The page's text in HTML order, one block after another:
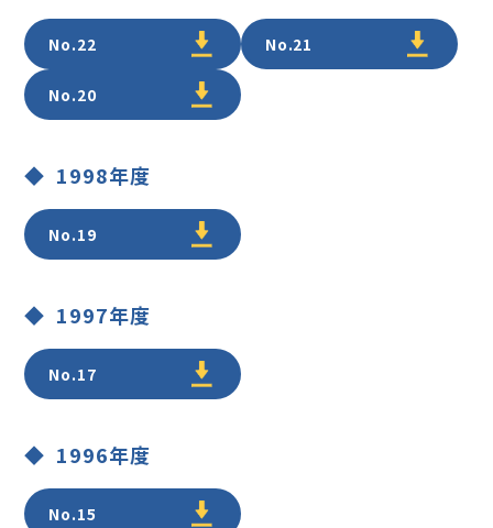
No.22 No.21
No.20
1998年度
No.19
1997年度
No.17
1996年度
No.15